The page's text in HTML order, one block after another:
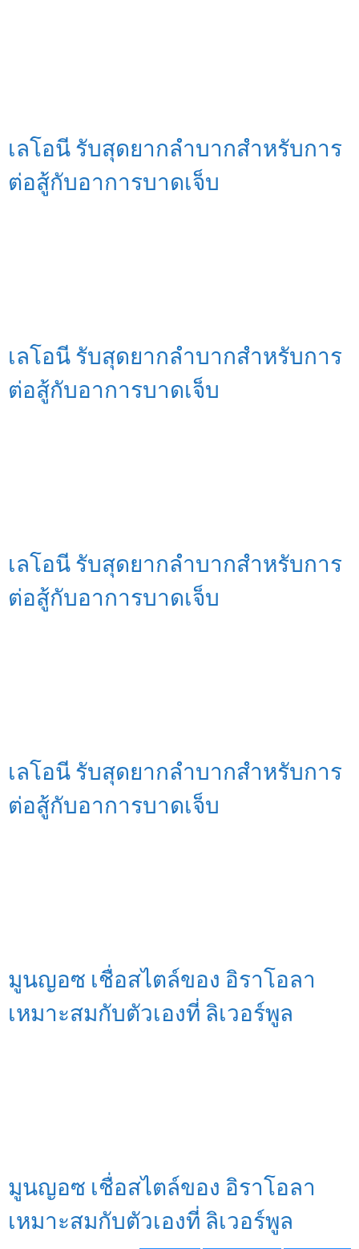
เลโอนี รับสุดยากลำบากสำหรับการ
ต่อสู้กับอาการบาดเจ็บ
เลโอนี รับสุดยากลำบากสำหรับการ
ต่อสู้กับอาการบาดเจ็บ
เลโอนี รับสุดยากลำบากสำหรับการ
ต่อสู้กับอาการบาดเจ็บ
เลโอนี รับสุดยากลำบากสำหรับการ
ต่อสู้กับอาการบาดเจ็บ
มูนญอซ เชื่อสไตล์ของ อิราโอลา
เหมาะสมกับตัวเองที่ ลิเวอร์พูล
มูนญอซ เชื่อสไตล์ของ อิราโอลา
เหมาะสมกับตัวเองที่ ลิเวอร์พูล